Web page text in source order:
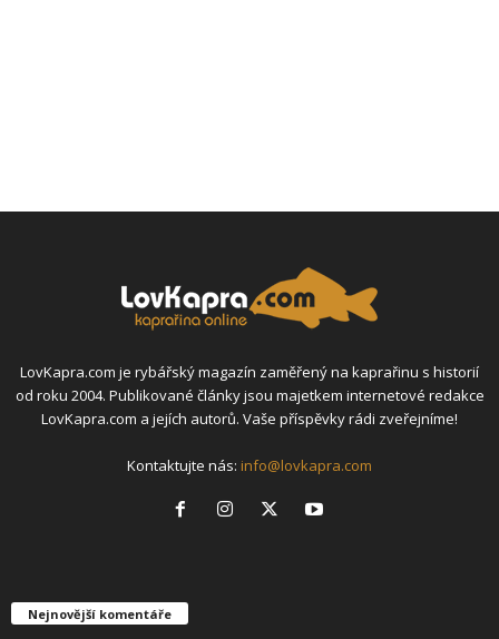
LovKapra.com je rybářský magazín zaměřený na kaprařinu s historií
od roku 2004. Publikované články jsou majetkem internetové redakce
LovKapra.com a jejích autorů. Vaše příspěvky rádi zveřejníme!
Kontaktujte nás: info@lovkapra.com
Nejnovější komentáře